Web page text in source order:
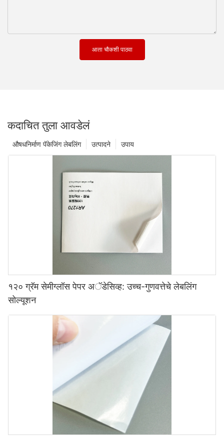
आता चौकशी पाठवा
कदाचित तुला आवडेलं
उपाय
उत्पादने
औषधनिर्माण पॅकेजिंग लेबलिंग
१२० ग्रॅम सेमीग्लॉस पेपर अॅडेसिव्ह: उच्च-गुणवत्तेचे लेबलिंग
सोल्यूशन